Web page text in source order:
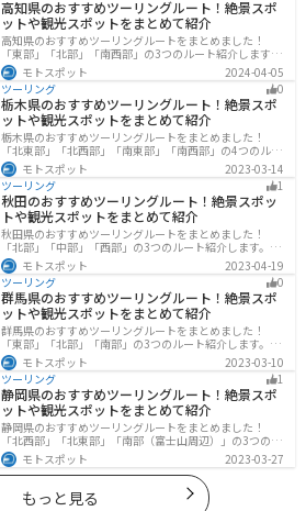
高知県のおすすめツーリングルート！絶景スポ
ットや観光スポットをまとめて紹介
高知県のおすすめツーリングルートをまとめました！
「東部」「北部」「南西部」の3つのルート紹介します。
山と海どちらも楽しめるスポットが多数あり、様々な楽
しみ方ができます。バイクで高知県にツーリングに行く
際は参考にしてください。
モトスポット
2024-04-05
ツーリング
0
栃木県のおすすめツーリングルート！絶景スポ
ットや観光スポットをまとめて紹介
栃木県のおすすめツーリングルートをまとめました！
「北東部」「北西部」「南東部」「南西部」の4つのルー
ト紹介します。日本を代表する神社や広大な山や滝、湖
などを歴史や自然を満喫するツーリングができます。バ
イクで栃木県にツーリングに行く際は参考にしてくださ
い。
モトスポット
2023-03-14
ツーリング
1
秋田のおすすめツーリングルート！絶景スポッ
トや観光スポットをまとめて紹介
秋田県のおすすめツーリングルートをまとめました！
「北部」「中部」「西部」の3つのルート紹介します。自
然豊かな山々や湖、温泉地が点在し、四季折々の景色を
楽しめるスポットが多数あります。バイクで秋田県にツ
ーリングに行く際は参考にしてください。
モトスポット
2023-04-19
ツーリング
0
群馬県のおすすめツーリングルート！絶景スポ
ットや観光スポットをまとめて紹介
群馬県のおすすめツーリングルートをまとめました！
「東部」「北部」「南部」の3つのルート紹介します。草
津温泉や伊香保温泉など全国でも有名な温泉や豊かな自
然を満喫するツーリングができます。バイクで群馬県に
ツーリングに行く際は参考にしてください。
モトスポット
2023-03-10
ツーリング
1
静岡県のおすすめツーリングルート！絶景スポ
ットや観光スポットをまとめて紹介
静岡県のおすすめツーリングルートをまとめました！
「北西部」「北東部」「南部（富士山周辺）」の3つのル
ート紹介します。富士山を中心に自然豊かな景色や食事
を楽しめるスポットが多数あります。バイクで静岡県に
ツーリングに行く際は参考にしてください。
モトスポット 2023-03-27
もっと見る